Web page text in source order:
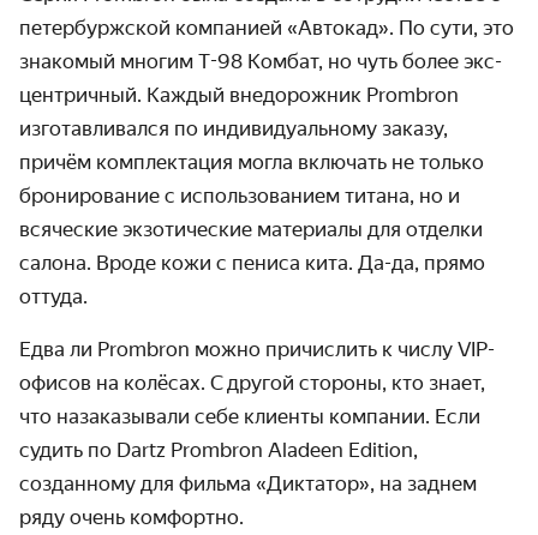
петер­буржской компанией «Автокад». По сути, это
знакомый многим Т-98 Комбат, но чуть более экс­
центричный. Каждый внедорожник Prombron
изготав­ливался по индивиду­альному заказу,
причём комп­лектация могла включать не только
брониро­вание с использо­ванием титана, но и
всяческие экзоти­ческие материалы для отделки
салона. Вроде кожи с пениса кита. Да-да, прямо
оттуда.
Едва ли Prombron можно причислить к числу VIP-
офисов на колёсах. С другой стороны, кто знает,
что назаказы­вали себе клиенты компании. Если
судить по Dartz Prombron Aladeen Edition,
созданному для фильма «Диктатор», на заднем
ряду очень комфортно.